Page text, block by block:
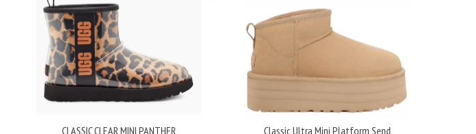
CLASSIC CLEAR MINI PANTHER Classic Ultra Mini Platform Send